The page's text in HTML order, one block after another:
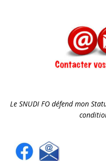
Le SNUDI FO défend mon